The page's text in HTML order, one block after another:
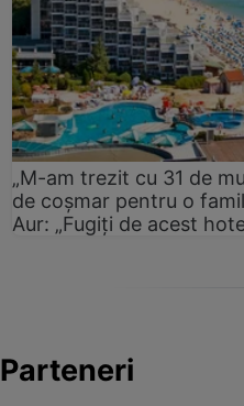
„M-am trezit cu 31 de
de coșmar pentru o
Aur: „Fugiți de acest
Parteneri